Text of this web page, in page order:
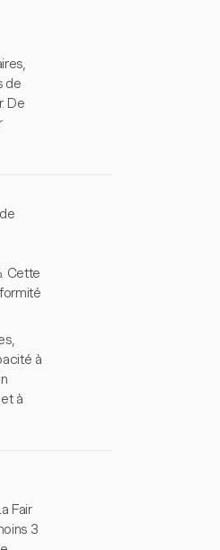
de
De
Cette
à
à
Fair
3